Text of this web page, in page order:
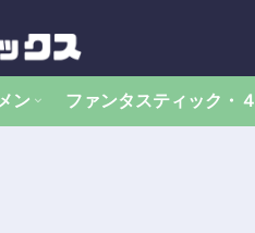
ン ファンタスティック・４